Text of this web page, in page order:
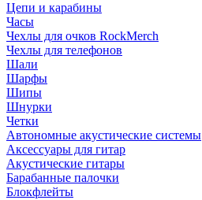
Цепи и карабины
Часы
Чехлы для очков RockMerch
Чехлы для телефонов
Шали
Шарфы
Шипы
Шнурки
Четки
Автономные акустические системы
Аксессуары для гитар
Акустические гитары
Барабанные палочки
Блокфлейты